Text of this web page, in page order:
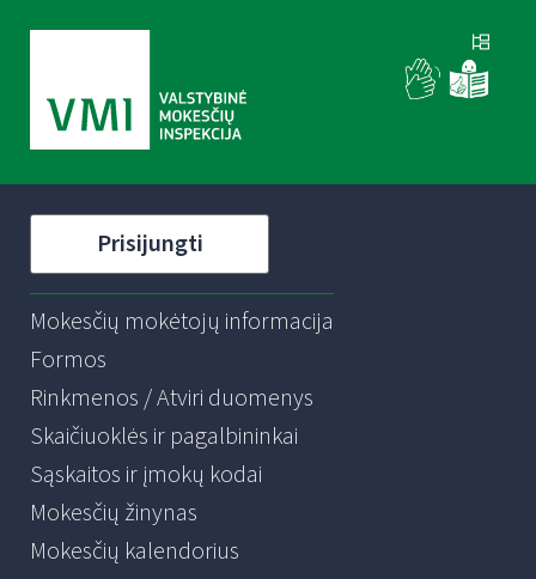
Prisijungti
Mokesčių mokėtojų informacija
Formos
Rinkmenos / Atviri duomenys
Skaičiuoklės ir pagalbininkai
Sąskaitos ir įmokų kodai
Mokesčių žinynas
Mokesčių kalendorius